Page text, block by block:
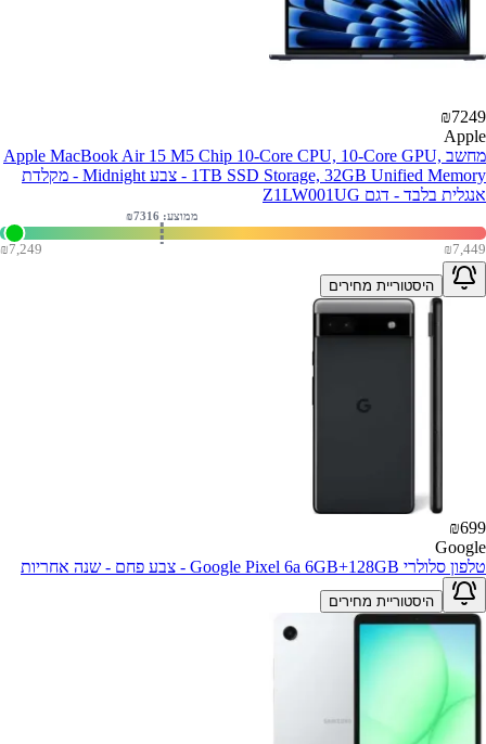
₪7249
Apple
מחשב Apple MacBook Air 15 M5 Chip 10-Core CPU, 10-Core GPU,
1TB SSD Storage, 32GB Unified Memory - צבע Midnight - מקלדת
אנגלית בלבד - דגם Z1LW001UG
₪7,249 ₪7,449
ממוצע: ₪ 7316
היסטוריית מחירים
₪699
Google
טלפון סלולרי Google Pixel 6a 6GB+128GB - צבע פחם - שנה אחריות
היסטוריית מחירים